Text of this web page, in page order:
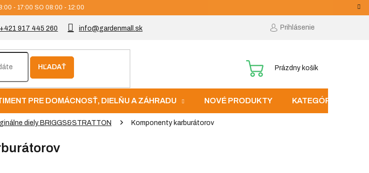
- 17:00 SO 08:00 - 12:00
+421 917 445 260 info@gardenmall.sk Prihlásenie
HĽADAŤ
NÁKUPNÝ
Prázdny košík
PRE DOMÁCNOSŤ, DIELŇU A ZÁHRADU NOVÉ PRODUKTY KATEGÓRIE
diely BRIGGS&STRATTON Komponenty karburátorov